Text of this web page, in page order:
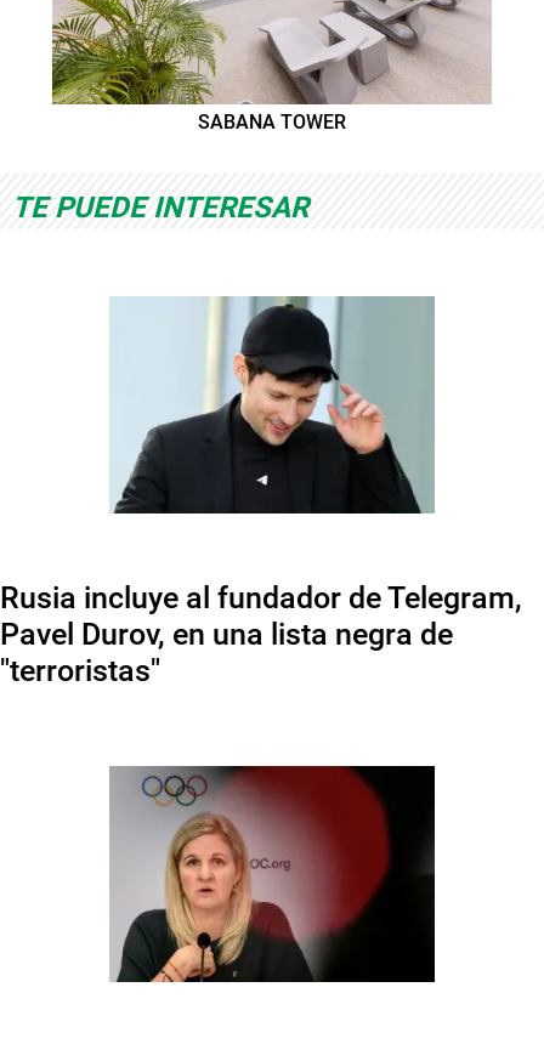
SABANA TOWER
TE PUEDE INTERESAR
Rusia incluye al fundador de Telegram,
Pavel Durov, en una lista negra de
"terroristas"